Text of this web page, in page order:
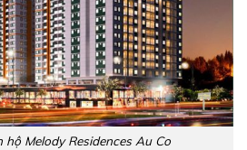
hộ Melody Residences Au Co